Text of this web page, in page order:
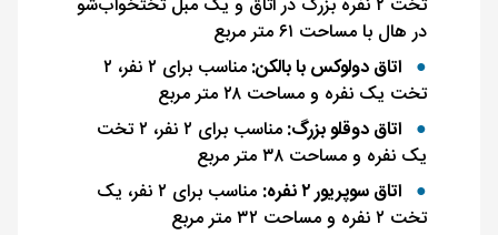
تخت ۲ نفره بزرگ در اتاق و یک مبل تختخواب‌شو
در هال با مساحت ۶۱ متر مربع
اتاق دولوکس با بالکن:
مناسب برای ۲ نفر، ۲
تخت یک نفره و مساحت ۲۸ متر مربع
اتاق دوقلو بزرگ:
مناسب برای ۲ نفر، ۲ تخت
یک نفره و مساحت ۳۸ متر مربع
اتاق سوپریور ۲ نفره:
مناسب برای ۲ نفر، یک
تخت ۲ نفره و مساحت ۳۲ متر مربع